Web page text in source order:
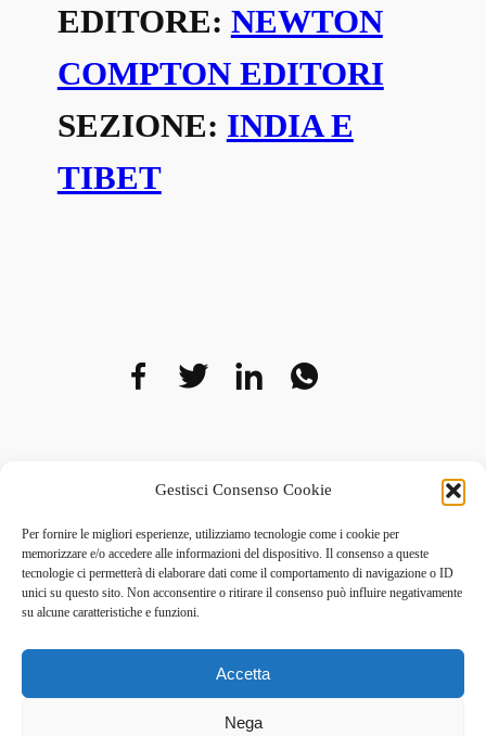
Gestisci Consenso Cookie
Per fornire le migliori esperienze, utilizziamo tecnologie come i cookie per
memorizzare e/o accedere alle informazioni del dispositivo. Il consenso a queste
tecnologie ci permetterà di elaborare dati come il comportamento di navigazione o ID
unici su questo sito. Non acconsentire o ritirare il consenso può influire negativamente
su alcune caratteristiche e funzioni.
Accetta
Nega
EDITORE: NEWTON
COMPTON EDITORI
SEZIONE: INDIA E
TIBET
Facebook
Twitter
LinkedIn
Il Giardino di Shiva